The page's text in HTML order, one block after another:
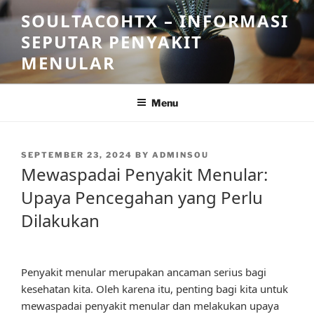
Skip
to
content
SOULTACOHTX – INFORMASI
SEPUTAR PENYAKIT
MENULAR
Menu
POSTED
SEPTEMBER 23, 2024 BY ADMINSOU
Mewaspadai Penyakit Menular:
Upaya Pencegahan yang Perlu
Dilakukan
Penyakit menular merupakan ancaman serius bagi
kesehatan kita. Oleh karena itu, penting bagi kita untuk
mewaspadai penyakit menular dan melakukan upaya